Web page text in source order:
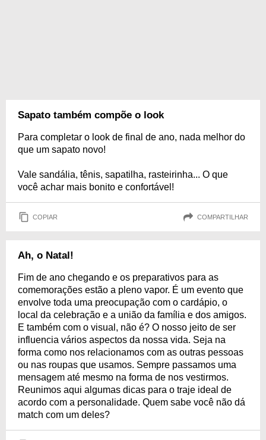
Sapato também compõe o look
Para completar o look de final de ano, nada melhor do
que um sapato novo!
Vale sandália, tênis, sapatilha, rasteirinha... O que
você achar mais bonito e confortável!
COPIAR COMPARTILHAR
Ah, o Natal!
Fim de ano chegando e os preparativos para as
comemorações estão a pleno vapor. É um evento que
envolve toda uma preocupação com o cardápio, o
local da celebração e a união da família e dos amigos.
E também com o visual, não é? O nosso jeito de ser
influencia vários aspectos da nossa vida. Seja na
forma como nos relacionamos com as outras pessoas
ou nas roupas que usamos. Sempre passamos uma
mensagem até mesmo na forma de nos vestirmos.
Reunimos aqui algumas dicas para o traje ideal de
acordo com a personalidade. Quem sabe você não dá
match com um deles?